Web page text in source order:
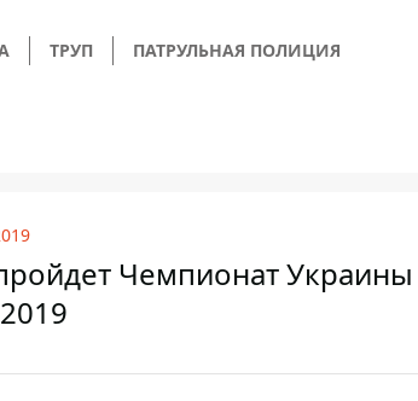
ТРУП ПАТРУЛЬНАЯ ПОЛИЦИЯ
Чемпионат Украины